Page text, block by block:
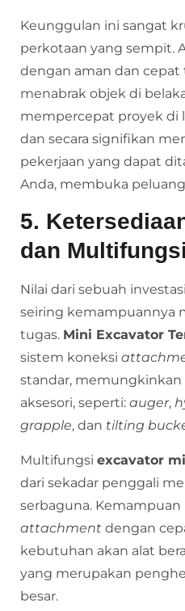
Keunggulan ini sangat
perkotaan yang sempit.
dengan aman dan
menabrak objek di
mempercepat proyek di
dan secara signifikan
pekerjaan yang dapat
Anda, membuka
5.
dan
Nilai dari sebuah
seiring kemampuannya
tugas. Mini Excavator
sistem koneksi
standar,
aksesori, seperti: auger,
grapple, dan tilting
Multifungsi excavator
dari sekadar penggali
serbaguna.
attachment dengan
kebutuhan akan alat
yang merupakan
besar.